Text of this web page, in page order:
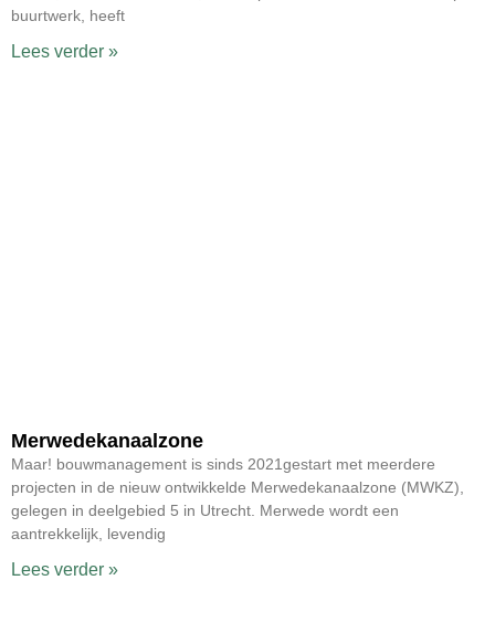
buurtwerk, heeft
Lees verder »
Merwedekanaalzone
Maar! bouwmanagement is sinds 2021gestart met meerdere
projecten in de nieuw ontwikkelde Merwedekanaalzone (MWKZ),
gelegen in deelgebied 5 in Utrecht. Merwede wordt een
aantrekkelijk, levendig
Lees verder »